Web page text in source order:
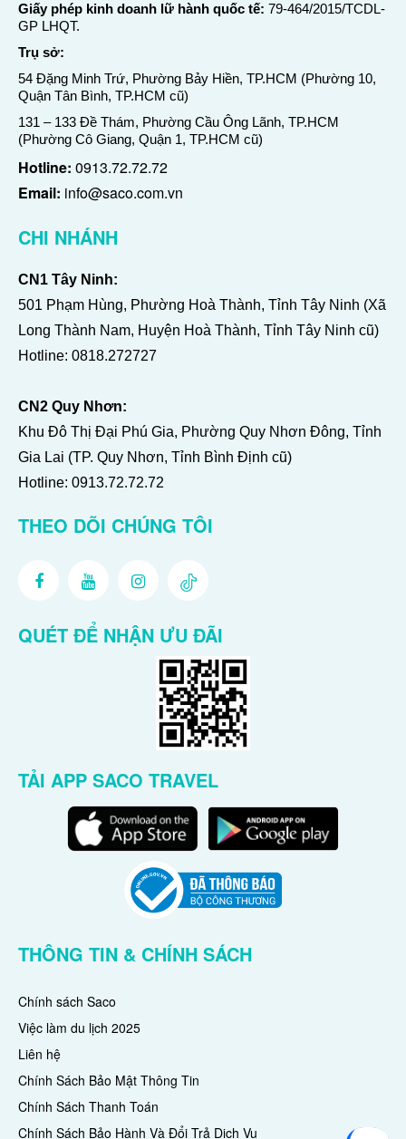
Giấy phép kinh doanh lữ hành quốc tế: 79-464/2015/TCDL-
GP LHQT.
Trụ sở:
54 Đặng Minh Trứ, Phường Bảy Hiền, TP.HCM (Phường 10,
Quận Tân Bình, TP.HCM cũ)
131 – 133 Đề Thám, Phường Cầu Ông Lãnh, TP.HCM
(Phường Cô Giang, Quận 1, TP.HCM cũ)
Hotline: 0913.72.72.72
Email: info@saco.com.vn
CHI NHÁNH
CN1 Tây Ninh:
501 Phạm Hùng, Phường Hoà Thành, Tỉnh Tây Ninh (Xã
Long Thành Nam, Huyện Hoà Thành, Tỉnh Tây Ninh cũ)
Hotline: 0818.272727
CN2 Quy Nhơn:
Khu Đô Thị Đại Phú Gia, Phường Quy Nhơn Đông, Tỉnh
Gia Lai (TP. Quy Nhơn, Tỉnh Bình Định cũ)
Hotline: 0913.72.72.72
THEO DÕI CHÚNG TÔI
QUÉT ĐỂ NHẬN ƯU ĐÃI
TẢI APP SACO TRAVEL
THÔNG TIN & CHÍNH SÁCH
Chính sách Saco
Việc làm du lịch 2025
Liên hệ
Chính Sách Bảo Mật Thông Tin
Chính Sách Thanh Toán
Chính Sách Bảo Hành Và Đổi Trả Dịch Vụ